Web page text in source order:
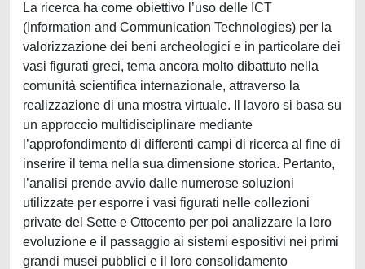
La ricerca ha come obiettivo l’uso delle ICT
(Information and Communication Technologies) per la
valorizzazione dei beni archeologici e in particolare dei
vasi figurati greci, tema ancora molto dibattuto nella
comunità scientifica internazionale, attraverso la
realizzazione di una mostra virtuale. Il lavoro si basa su
un approccio multidisciplinare mediante
l’approfondimento di differenti campi di ricerca al fine di
inserire il tema nella sua dimensione storica. Pertanto,
l’analisi prende avvio dalle numerose soluzioni
utilizzate per esporre i vasi figurati nelle collezioni
private del Sette e Ottocento per poi analizzare la loro
evoluzione e il passaggio ai sistemi espositivi nei primi
grandi musei pubblici e il loro consolidamento